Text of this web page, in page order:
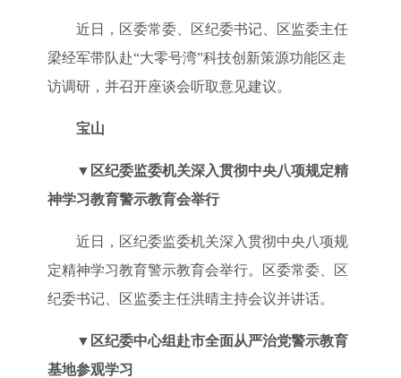
近日，区委常委、区纪委书记、区监委主任
梁经军带队赴“大零号湾”科技创新策源功能区走
访调研，并召开座谈会听取意见建议。
宝山
▼ 区纪委监委机关深入贯彻中央八项规定精
神学习教育警示教育会举行
近日，区纪委监委机关深入贯彻中央八项规
定精神学习教育警示教育会举行。区委常委、区
纪委书记、区监委主任洪晴主持会议并讲话。
▼ 区纪委中心组赴市全面从严治党警示教育
基地参观学习